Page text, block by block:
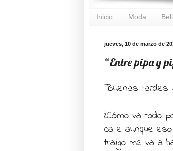
Inicio Moda
jueves, 10 de marzo de
“Entre pipa y
¡Buenas tardes
¿Cómo va todo
calle aunque
traigo me va a